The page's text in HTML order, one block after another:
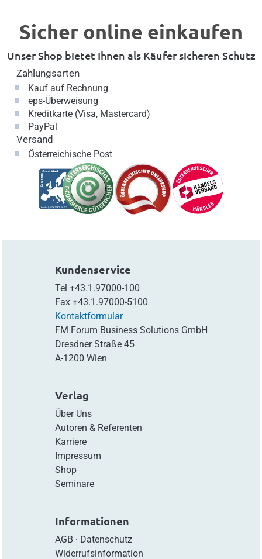
Sicher online einkaufen
Unser Shop bietet Ihnen als Käufer sicheren Schutz
Zahlungsarten
Kauf auf Rechnung
eps-Überweisung
Kreditkarte (Visa, Mastercard)
PayPal
Versand
Österreichische Post
Kundenservice
Tel +43.1.97000-100
Fax +43.1.97000-5100
Kontaktformular
FM Forum Business Solutions GmbH
Dresdner Straße 45
A-1200 Wien
Verlag
Über Uns
Autoren & Referenten
Karriere
Impressum
Shop
Seminare
Informationen
AGB · Datenschutz
Widerrufsinformation